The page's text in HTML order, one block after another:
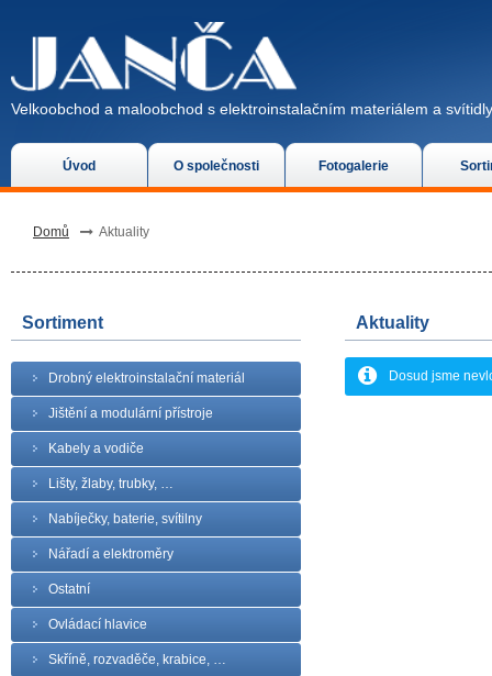
Úvod O společnosti Fotogalerie
Velkoobchod a maloobchod s elektroinstalačním materiálem a
Domů Aktuality
Sortiment
Drobný elektroinstalační materiál
Jištění a modulární přístroje
Kabely a vodiče
Lišty, žlaby, trubky, …
Nabíječky, baterie, svítilny
Nářadí a elektroměry
Ostatní
Ovládací hlavice
Skříně, rozvaděče, krabice, …
Aktuality
Dosud jsme